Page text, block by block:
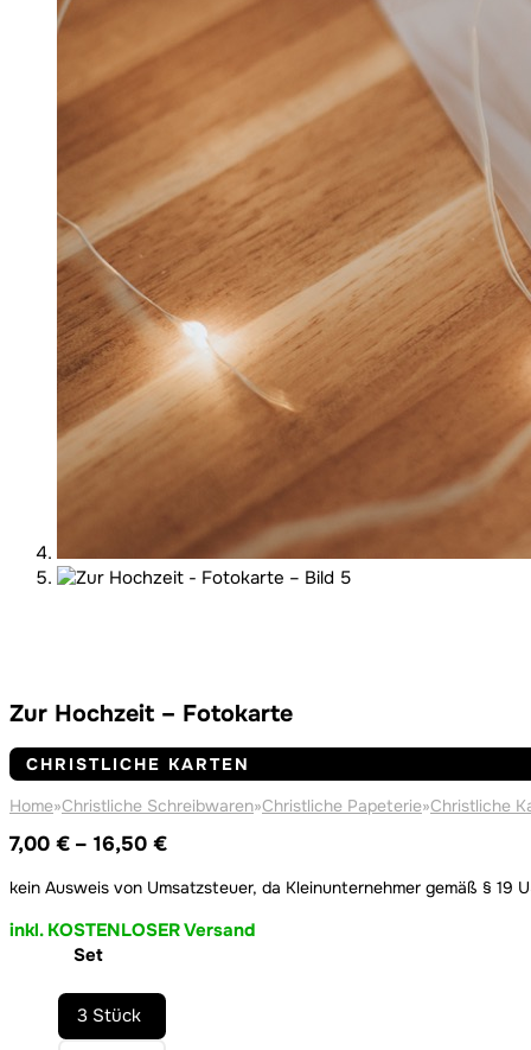
Zur Hochzeit – Fotokarte
CHRISTLICHE KARTEN
Home»Christliche Schreibwaren»Christliche Papeterie»Christliche
7,00 € – 16,50 €Preisspanne:
bis
16,50 €
kein Ausweis von Umsatzsteuer, da Kleinunternehmer gemäß § 19
inkl. KOSTENLOSER Versand
Set
3 Stück